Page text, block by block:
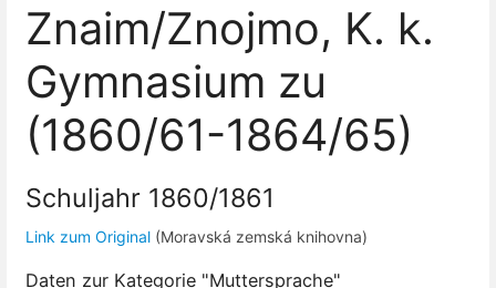
Znaim/Znojmo, K. k.
Gymnasium zu
(1860/61-1864/65)
Schuljahr 1860/1861
Link zum Original (Moravská zemská knihovna)
Daten zur Kategorie "Muttersprache"